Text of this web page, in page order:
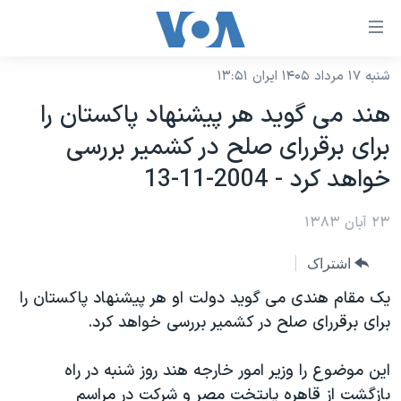
لینکهای
دسترسی
جهش
محتوای
اصلی
صفحه
جهش
به
نسخه سبک وب‌سایت
موضوع ها
ایران
آمریکا
جهان
ورزشی
گزیده‌ها
ویدیوها
برنامه های تلویزیونی
جدول برنامه ها
صفحه‌های ویژه
جام جهانی ۲۰۲۶
عملیات خشم حماسی
بایگانی برنامه‌های تلویزیونی
فرکانس‌های صدای آمریکا
پخش رادیویی
یادگیری زبان انگلیسی
شنبه ۱۷ مرداد ۱۴۰۵ ایران ۱۳:۵۱
هند می گويد هر پيشنهاد پاکستان را
برای برقررای صلح در کشمير بررسی
خواهد کرد - 2004-11-13
۲۳ آبان ۱۳۸۳
اشتراک
يک مقام هندی می گويد دولت او هر پيشنهاد پاکستان را
برای برقررای صلح در کشمير بررسی خواهد کرد.
اين موضوع را وزير امور خارجه هند روز شنبه در راه
بازگشت از قاهره پايتخت مصر و شرکت در مراسم